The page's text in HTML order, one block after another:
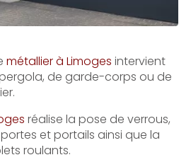
métallier à Limoges intervient
de garde-corps ou de
réalise la pose de verrous,
et portails ainsi que la
roulants.